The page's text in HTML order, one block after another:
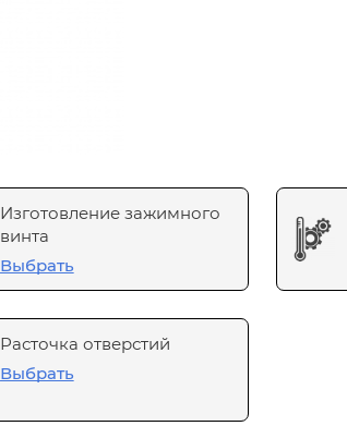
Изготовление зажимного
винта
Выбрать
Расточка отверстий
Выбрать